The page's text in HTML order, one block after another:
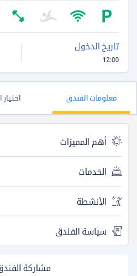
تاريخ الدخول
12:00
معلومات الفندق
أهم المميزات
الخدمات
الأنشطة
سياسة الفندق
مشاركة